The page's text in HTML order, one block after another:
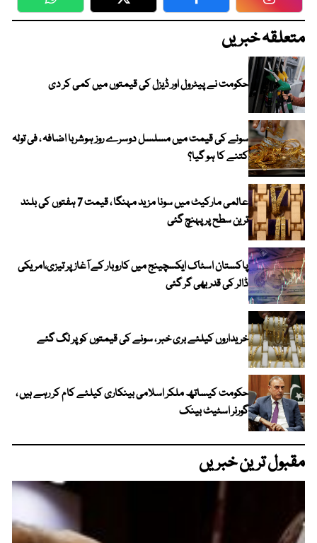
WhatsApp Twitter Facebook
متعلقہ خبریں
حکومت نے پیٹرول اور ڈیزل کی قیمتوں میں کمی کر دی
سونے کی قیمت میں مسلسل دوسرے روز ہوشربا اضافہ ، فی تولہ
کتنے کا ہو گیا؟
عالمی مارکیٹ میں سونا مزید مہنگا ، قیمت 7 ہفتوں کی بلند
ترین سطح پر پہنچ گئی
پاکستان اسٹاک ایکسچینج میں کاروبار کے آغاز پر تیزی،امریکی
ڈالر کی قدر بھی گر گئی
خریداروں کیلئے بری خبر ، سونے کی قیمتوں کو پر لگ گئے
حکومت کیساتھ ملکر اسلامی بینکاری کیلئے کام کر رہے ہیں ،
گورنر اسٹیٹ بینک
مقبول ترین خبریں